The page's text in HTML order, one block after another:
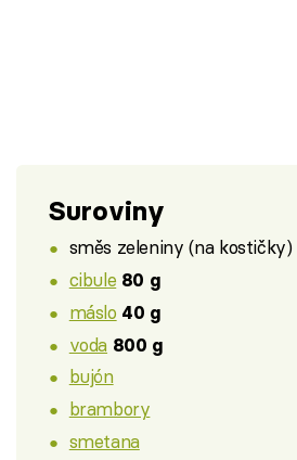
Suroviny
směs zeleniny (na kostičky)
cibule 80 g
máslo 40 g
voda 800 g
bujón
brambory
smetana